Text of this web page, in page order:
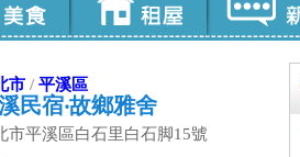
市 / 平溪區
民宿‧故鄉雅舍
市平溪區白石里白石脚15號